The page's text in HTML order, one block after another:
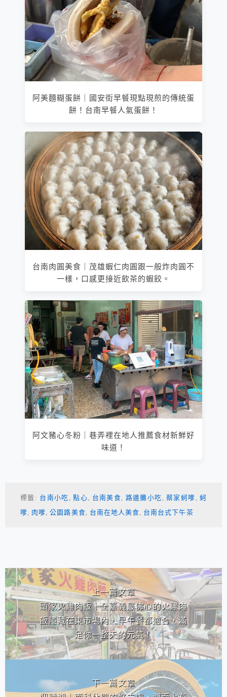
阿美麵糊蛋餅｜國安街早餐現點現煎的傳統蛋
餅！台南早餐人氣蛋餅！
台南肉圓美食｜茂雄蝦仁肉圓跟一般炸肉圓不
一樣，口感更接近飲茶的蝦餃。
阿文豬心冬粉｜巷弄裡在地人推薦食材新鮮好
味道！
標籤: 台南小吃 ,點心, 台南美食, 路邊攤小吃 , 蔡家蚵嗲 , 蚵
嗲, 肉嗲,公園路美食, 台南在地人美食, 台南台式下午茶
相連文章
上一篇文章
頭家火雞肉飯｜全嘉義最佛心的火雞肉
飯隱藏在東市場內，早午餐都適合，滿
足你一整天的元氣！
下一篇文章